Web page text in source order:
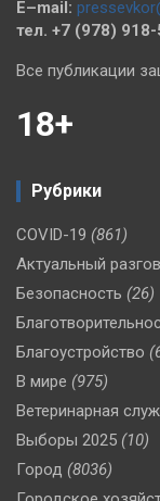
E–mail:
тел. +7 (978)
Все публикации
18+
Рубрики
COVID-19 (861)
Актуальный
Безопасность (26)
Благоустройство
В мире (975)
Ветеринарная
Выборы 2025 (10)
Город (8036)